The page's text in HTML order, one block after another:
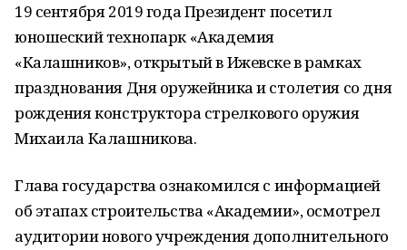
19 сентября 2019 года Президент посетил
юношеский технопарк «Академия
«Калашников», открытый в Ижевске в рамках
празднования Дня оружейника и столетия со дня
рождения конструктора стрелкового оружия
Михаила Калашникова.
Глава государства ознакомился с информацией
об этапах строительства «Академии», осмотрел
аудитории нового учреждения дополнительного